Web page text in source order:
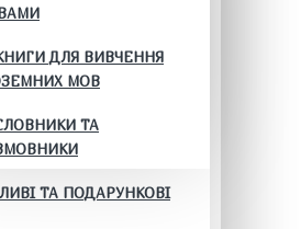
ДЛЯ ВИВЧЕННЯ
МОВ
ТА
ТА ПОДАРУНКОВІ